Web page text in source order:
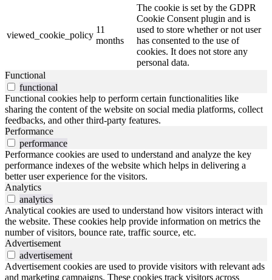
viewed_cookie_policy
11
months
The cookie is set by the GDPR
Cookie Consent plugin and is
used to store whether or not user
has consented to the use of
cookies. It does not store any
personal data.
Functional
functional
Functional cookies help to perform certain functionalities like
sharing the content of the website on social media platforms, collect
feedbacks, and other third-party features.
Performance
performance
Performance cookies are used to understand and analyze the key
performance indexes of the website which helps in delivering a
better user experience for the visitors.
Analytics
analytics
Analytical cookies are used to understand how visitors interact with
the website. These cookies help provide information on metrics the
number of visitors, bounce rate, traffic source, etc.
Advertisement
advertisement
Advertisement cookies are used to provide visitors with relevant ads
and marketing campaigns. These cookies track visitors across